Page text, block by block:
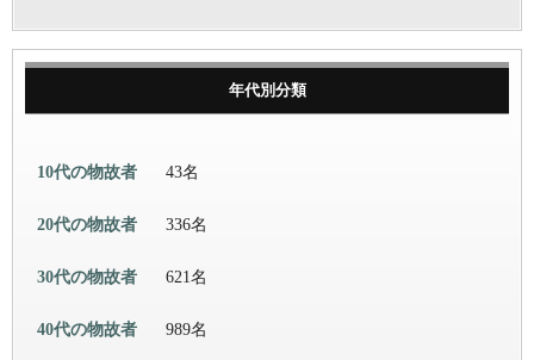
年代別分類
10代の物故者 43名
20代の物故者 336名
30代の物故者 621名
40代の物故者 989名